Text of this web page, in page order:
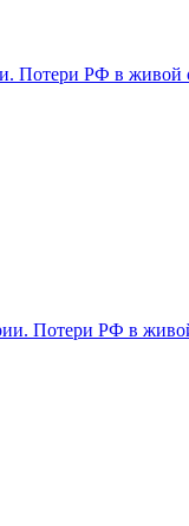
Потери РФ в живой
Потери РФ в